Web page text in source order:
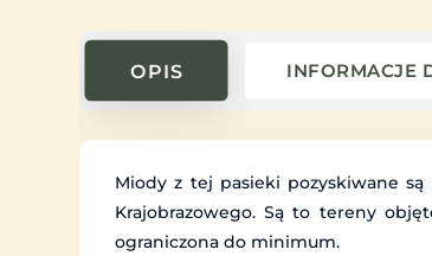
OPIS INFORMACJE
Miody z tej pasieki pozyskiwane
Krajobrazowego. Są to tereny
ograniczona do minimum.